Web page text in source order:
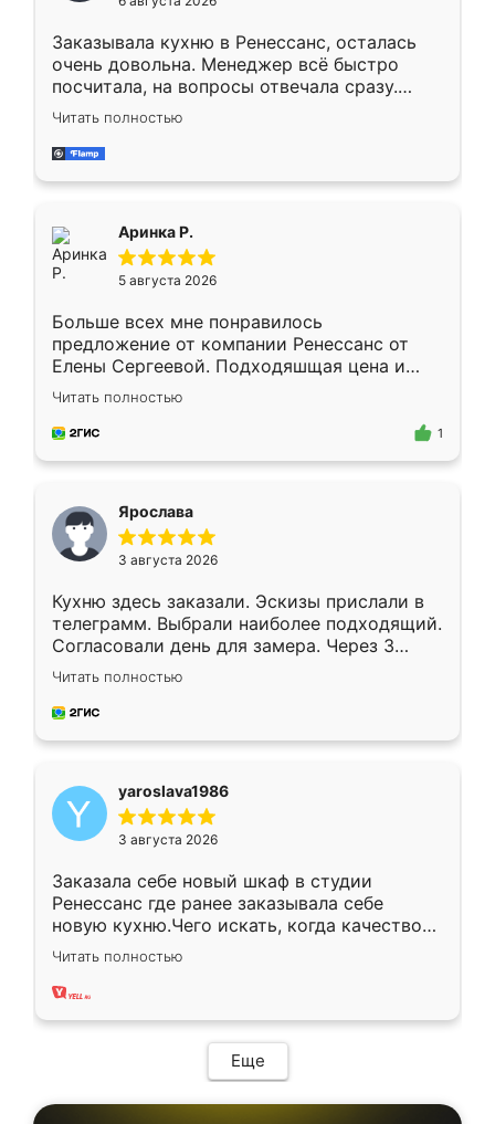
мебели буду заказывать только здесь.
Заказывала кухню в Ренессанс, осталась
очень довольна. Менеджер всё быстро
посчитала, на вопросы отвечала сразу.
Замерщик приехал в субботу, подошёл к
делу со всей ответственностью. Собрали
за день, ребята работали аккуратно, даже
Читать полностью
Аринка Р.
5 августа 2026
Больше всех мне понравилось
предложение от компании Ренессанс от
Елены Сергеевой. Подходяшщая цена и
короткие сроки изготовления. Приехавший
для замера сотрудник Владислав
предложил по моему эскизу самый
Читать полностью
1
Ярослава
3 августа 2026
Кухню здесь заказали. Эскизы прислали в
телеграмм. Выбрали наиболее подходящий.
Согласовали день для замера. Через 3
недели кухня была уже готова. Остались
довольны работой. Спасибо Ренессанс
мебель за качественную работу!
Читать полностью
yaroslava1986
3 августа 2026
Заказала себе новый шкаф в студии
Ренессанс где ранее заказывала себе
новую кухню.Чего искать, когда качеством
вполне довольна. Служит кухня уже почти
два года, нареканий нет.
Читать полностью
Еще